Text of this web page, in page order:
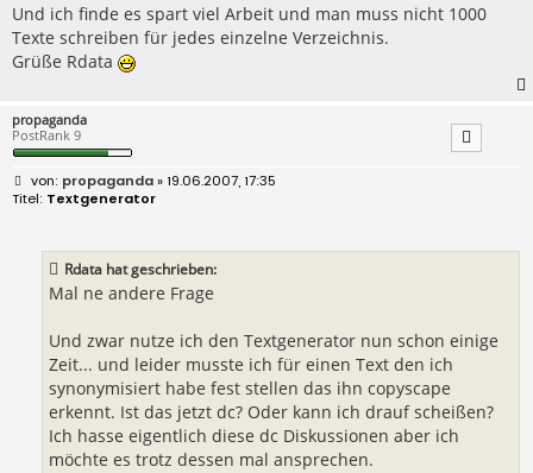
Und ich finde es spart viel Arbeit und man muss nicht 1000
Texte schreiben für jedes einzelne Verzeichnis.
Grüße Rdata
propaganda
PostRank 9
B
e
i
propaganda» 19.06.2007, 17:35
Textgenerator
Rdata hat geschrieben:
Mal ne andere Frage
Und zwar nutze ich den Textgenerator nun schon einige
Zeit... und leider musste ich für einen Text den ich
synonymisiert habe fest stellen das ihn copyscape
erkennt. Ist das jetzt dc? Oder kann ich drauf scheißen?
Ich hasse eigentlich diese dc Diskussionen aber ich
möchte es trotz dessen mal ansprechen.